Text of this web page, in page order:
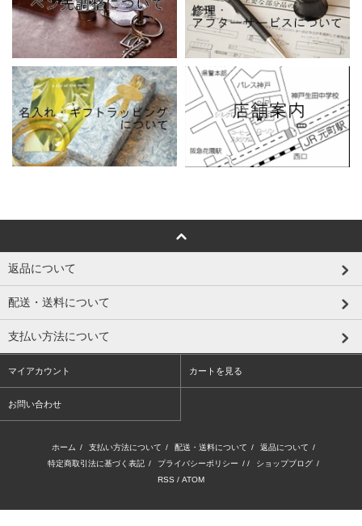
返品について
配送・送料について
支払い方法について
マイアカウント カートを見る
お問い合わせ
ホーム / 支払い方法について / 配送・送料について / 返品について /
特定商取引法に基づく表記 / プライバシーポリシー / / ショップブログ /
RSS / ATOM